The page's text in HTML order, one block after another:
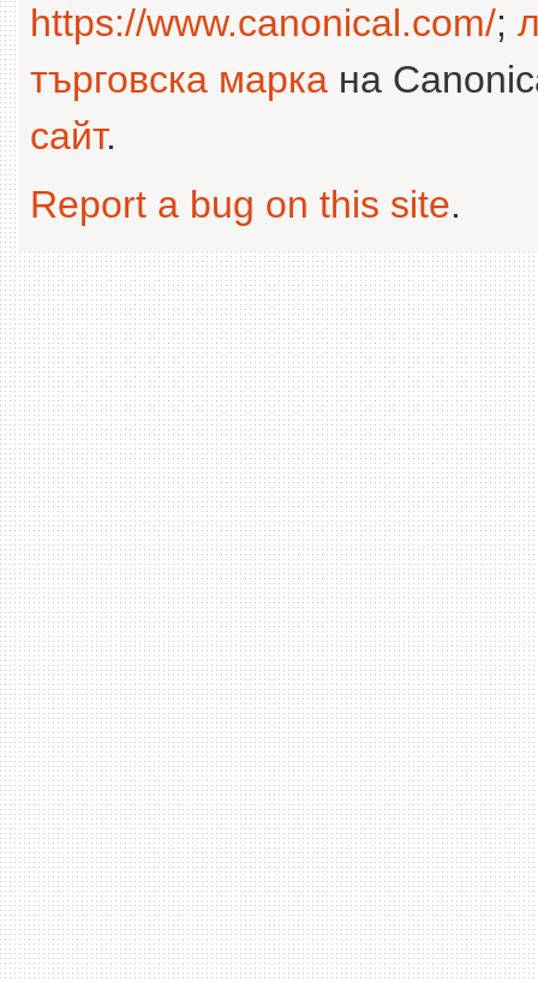
https://www.canonical.com/;
търговска марка на
сайт.
Report a bug on this site.